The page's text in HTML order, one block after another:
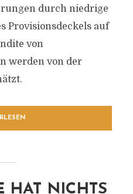
durch niedrige
Provisionsdeckels auf
von
werden von der
HAT NICHTS